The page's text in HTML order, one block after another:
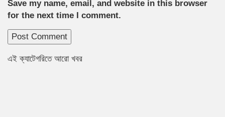
Save my name, email, and website in this browser
for the next time I comment.
এই ক্যাটেগরিতে আরো খবর